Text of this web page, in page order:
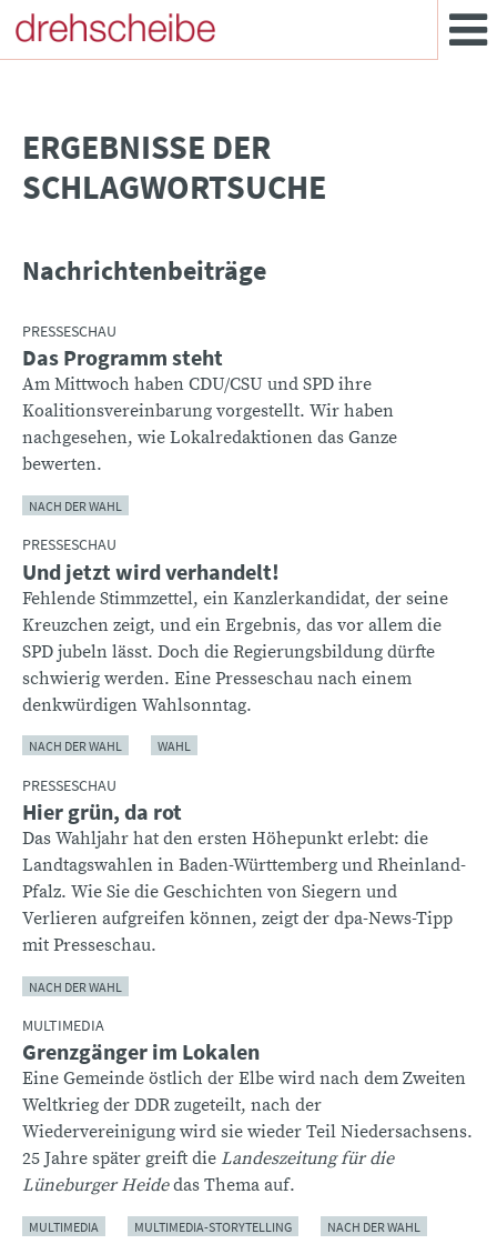
­ERGEBNISSE DER
SCHLAGWORTSUCHE
Nachrichtenbeiträge
PRESSESCHAU
Das Programm steht
Am Mittwoch haben CDU/CSU und SPD ihre
Koalitionsvereinbarung vorgestellt. Wir haben
nachgesehen, wie Lokalredaktionen das Ganze
bewerten.
NACH DER WAHL
PRESSESCHAU
Und jetzt wird verhandelt!
Fehlende Stimmzettel, ein Kanzlerkandidat, der seine
Kreuzchen zeigt, und ein Ergebnis, das vor allem die
SPD jubeln lässt. Doch die Regierungsbildung dürfte
schwierig werden. Eine Presseschau nach einem
denkwürdigen Wahlsonntag.
NACH DER WAHL WAHL
PRESSESCHAU
Hier grün, da rot
Das Wahljahr hat den ersten Höhepunkt erlebt: die
Landtagswahlen in Baden-Württemberg und Rheinland-
Pfalz. Wie Sie die Geschichten von Siegern und
Verlieren aufgreifen können, zeigt der dpa-News-Tipp
mit Presseschau.
NACH DER WAHL
MULTIMEDIA
Grenzgänger im Lokalen
Eine Gemeinde östlich der Elbe wird nach dem Zweiten
Weltkrieg der DDR zugeteilt, nach der
Wiedervereinigung wird sie wieder Teil Niedersachsens.
25 Jahre später greift die Landeszeitung für die
Lüneburger Heidedas Thema auf.
MULTIMEDIA MULTIMEDIA-STORYTELLING NACH DER WAHL